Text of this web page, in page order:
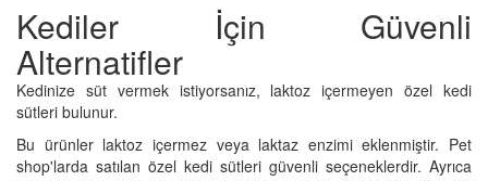
Kediler İçin Güvenli
Alternatifler
Kedinize süt vermek istiyorsanız, laktoz içermeyen özel kedi
sütleri bulunur.
Bu ürünler laktoz içermez veya laktaz enzimi eklenmiştir. Pet
shop'larda satılan özel kedi sütleri güvenli seçeneklerdir. Ayrıca